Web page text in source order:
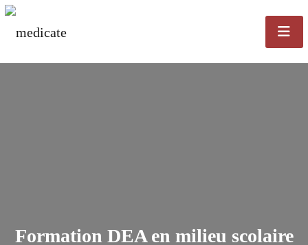
Formation DEA en milieu scolaire